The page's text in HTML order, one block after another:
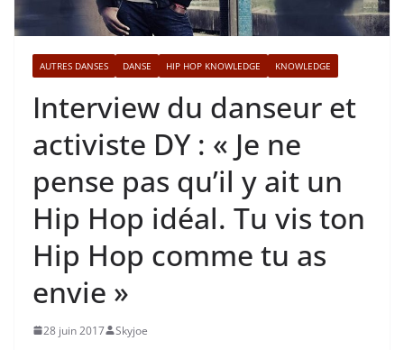
AUTRES DANSES DANSE HIP HOP KNOWLEDGE KNOWLEDGE
Interview du danseur et
activiste DY : « Je ne
pense pas qu’il y ait un
Hip Hop idéal. Tu vis ton
Hip Hop comme tu as
envie »
28 juin 2017 Skyjoe